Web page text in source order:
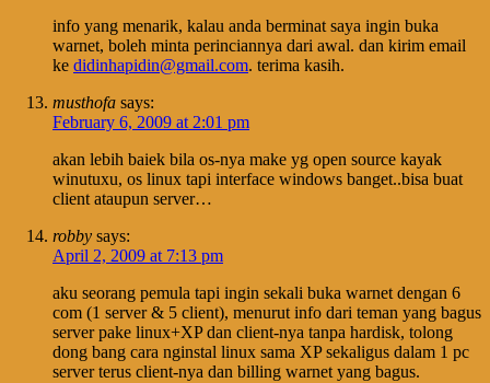
info yang menarik, kalau anda berminat saya ingin buka
warnet, boleh minta perinciannya dari awal. dan kirim email
ke didinhapidin@gmail.com. terima kasih.
musthofa says:
February 6, 2009 at 2:01 pm
akan lebih baiek bila os-nya make yg open source kayak
winutuxu, os linux tapi interface windows banget..bisa buat
client ataupun server…
robby says:
April 2, 2009 at 7:13 pm
aku seorang pemula tapi ingin sekali buka warnet dengan 6
com (1 server & 5 client), menurut info dari teman yang bagus
server pake linux+XP dan client-nya tanpa hardisk, tolong
dong bang cara nginstal linux sama XP sekaligus dalam 1 pc
server terus client-nya dan billing warnet yang bagus.